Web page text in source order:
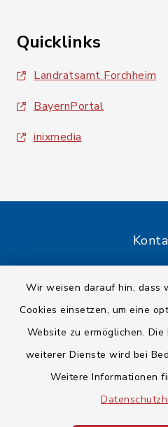
Wir weisen darauf hin, dass
Cookies einsetzen, um eine
Website zu ermöglichen.
weiterer Dienste wird bei
Weitere Informationen
Quicklinks
Landratsamt Forchheim
BayernPortal
inixmedia
Cookie-